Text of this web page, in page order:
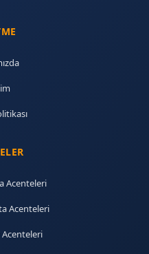
Acenteleri
Acenteleri